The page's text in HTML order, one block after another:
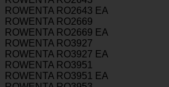
ROWENTA RO2643 EA
ROWENTA RO2669
ROWENTA RO2669 EA
ROWENTA RO3927
ROWENTA RO3927 EA
ROWENTA RO3951
ROWENTA RO3951 EA